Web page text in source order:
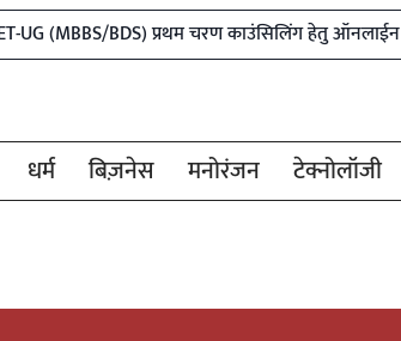
BDS) प्रथम चरण काउंसिलिंग हेतु ऑनलाईन आवेदन प्रारंभ
धर्म बिज़नेस मनोरंजन टेक्नोलॉजी